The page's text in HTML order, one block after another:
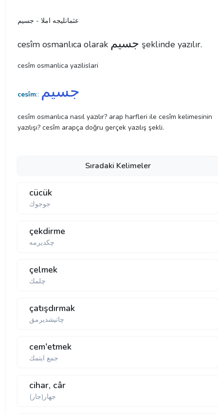
عثمانليجه املا - جسیم
cesîm osmanlıca olarak جسیم şeklinde yazılır.
cesîm osmanlica yazilislari
cesîm:: جسیم
cesîm osmanlıca nasıl yazılır? arap harfleri ile cesîm kelimesinin
yazılışı? cesîm arapça doğru gerçek yazılış şekli.
Sıradaki Kelimeler
cücük
جوجوك
çekdirme
چكدیرمە
çelmek
چلمك
çatışdırmak
چاتیشدیرمق
cem'etmek
جمع ایتمك
cihar, câr
جهار(جار)